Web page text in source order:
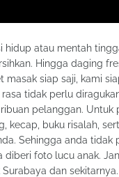
atau mentah
Hingga daging
siap saji, kami
tidak perlu
pelanggan. Untuk
kecap, buku risalah,
Sehingga anda tidak
foto lucu anak.
dan sekitarnya.